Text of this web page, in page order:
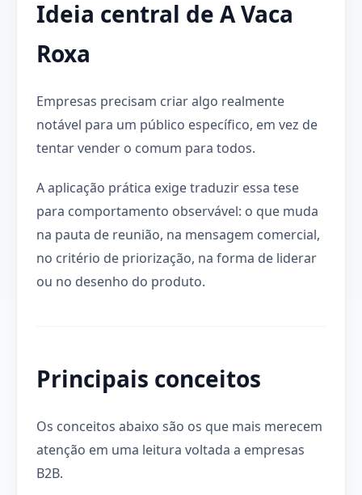
Ideia central de A Vaca
Roxa
Empresas precisam criar algo realmente
notável para um público específico, em vez de
tentar vender o comum para todos.
A aplicação prática exige traduzir essa tese
para comportamento observável: o que muda
na pauta de reunião, na mensagem comercial,
no critério de priorização, na forma de liderar
ou no desenho do produto.
Principais conceitos
Os conceitos abaixo são os que mais merecem
atenção em uma leitura voltada a empresas
B2B.